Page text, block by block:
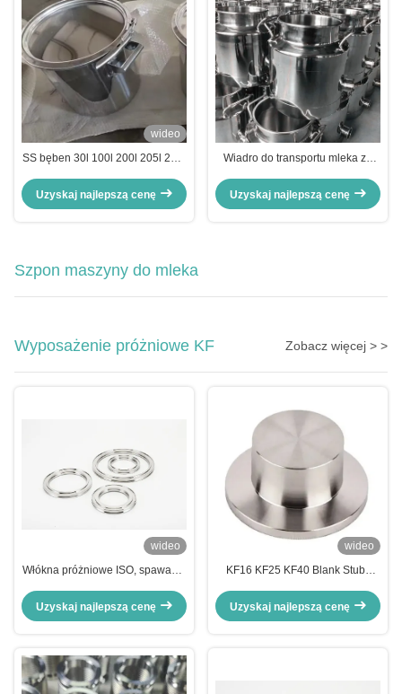
wideo
SS bęben 30l 100l 200l 205l 210l
oliwnego Fustive Food Grade
Open Head With Drain
Uzyskaj najlepszą cenę
Wiadro do transportu mleka ze
Uzyskaj najlepszą cenę
Szpon maszyny do mleka
Wyposażenie próżniowe KF Zobacz więcej > >
wideo
Włókna próżniowe ISO, spawanie
Uzyskaj najlepszą cenę
wideo
KF16 KF25 KF40 Blank Stubs
Uzyskaj najlepszą cenę